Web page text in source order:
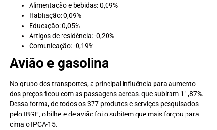
Alimentação e bebidas: 0,09%
Habitação: 0,09%
Educação: 0,05%
Artigos de residência: -0,20%
Comunicação: -0,19%
Avião e gasolina
No grupo dos transportes, a principal influência para aumento
dos preços ficou com as passagens aéreas, que subiram 11,87%.
Dessa forma, de todos os 377 produtos e serviços pesquisados
pelo IBGE, o bilhete de avião foi o subitem que mais forçou para
cima o IPCA-15.